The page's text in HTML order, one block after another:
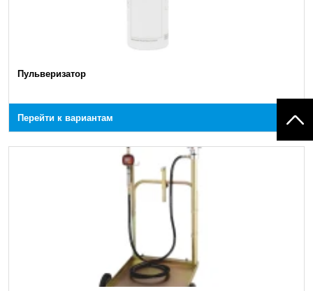
Пульверизатор
Перейти к вариантам